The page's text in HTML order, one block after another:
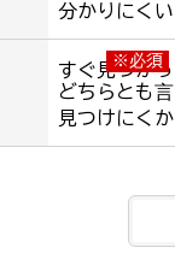
分かりにくい
※必須
すぐ見つか
どちらとも
見つけにく